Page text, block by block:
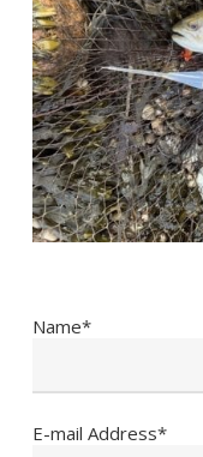
Name*
E-mail Address*